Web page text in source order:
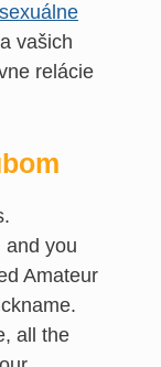
sexuálne
vašich
relácie
and you
Amateur
all the